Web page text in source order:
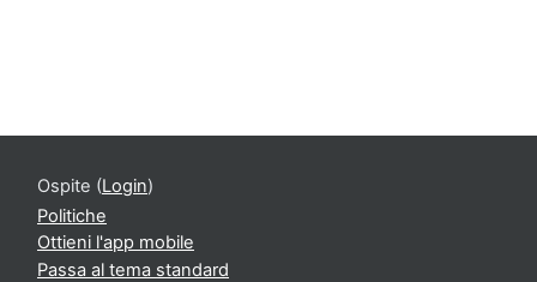
Ospite (Login)
Politiche
Ottieni l'app mobile
Passa al tema standard